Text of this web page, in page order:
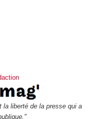
la liberté de la presse qui a